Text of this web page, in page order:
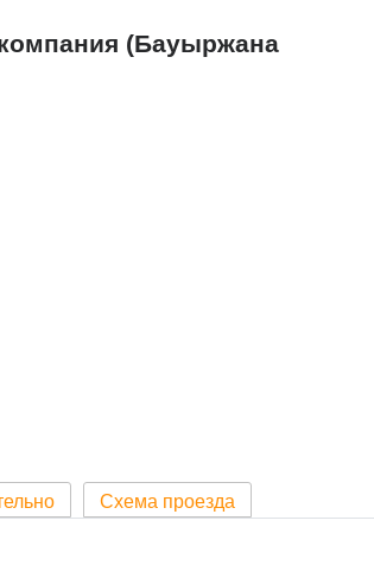
(Бауыржана
Схема проезда